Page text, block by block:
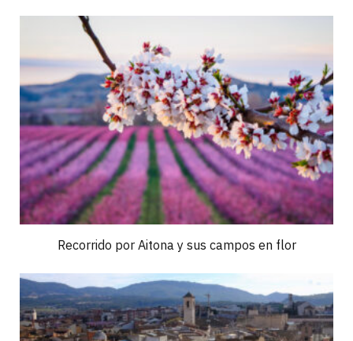
Recorrido por Aitona y sus campos en flor